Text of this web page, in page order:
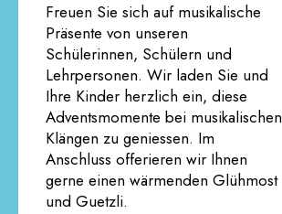
Freuen Sie sich auf musikalische
Präsente von unseren
Schülerinnen, Schülern und
Lehrpersonen. Wir laden Sie und
Ihre Kinder herzlich ein, diese
Adventsmomente bei musikalischen
Klängen zu geniessen. Im
Anschluss offerieren wir Ihnen
gerne einen wärmenden Glühmost
und Guetzli.